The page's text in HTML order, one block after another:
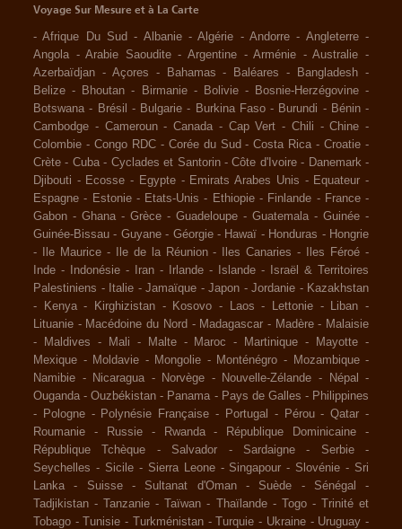
Voyage Sur Mesure et à La Carte
-Afrique Du Sud - Albanie -Algérie -Andorre - Angleterre -
Angola -Arabie Saoudite -Argentine -Arménie -Australie -
Azerbaïdjan - Açores - Bahamas - Baléares - Bangladesh -
Belize - Bhoutan - Birmanie - Bolivie - Bosnie-Herzégovine -
Botswana - Brésil - Bulgarie - Burkina Faso - Burundi - Bénin -
Cambodge - Cameroun - Canada - Cap Vert - Chili -Chine -
Colombie - Congo RDC - Corée du Sud -Costa Rica -Croatie -
Crète - Cuba - Cyclades et Santorin -Côte d'Ivoire - Danemark -
Djibouti - Ecosse - Egypte - Emirats Arabes Unis - Equateur -
Espagne - Estonie - Etats-Unis - Ethiopie - Finlande - France -
Gabon - Ghana - Grèce - Guadeloupe - Guatemala - Guinée -
Guinée-Bissau - Guyane - Géorgie - Hawaï - Honduras - Hongrie
-
Ile Maurice - Ile de la Réunion - Iles Canaries - Iles Féroé -
Inde - Indonésie - Iran - Irlande - Islande -
Israël & Territoires
Palestiniens - Italie - Jamaïque - Japon - Jordanie - Kazakhstan
-
Kenya - Kirghizistan - Kosovo - Laos - Lettonie - Liban -
Lituanie - Macédoine du Nord - Madagascar - Madère - Malaisie
-
Maldives - Mali - Malte - Maroc - Martinique - Mayotte -
Mexique - Moldavie - Mongolie - Monténégro - Mozambique -
Namibie - Nicaragua - Norvège - Nouvelle-Zélande - Népal
-
Ouganda -Ouzbékistan - Panama - Pays de Galles - Philippines
-
Pologne - Polynésie Française - Portugal - Pérou -Qatar -
Roumanie
- Russie - Rwanda - République Dominicaine
-
République Tchèque
- Salvador - Sardaigne - Serbie
-
Seychelles - Sicile - Sierra Leone - Singapour - Slovénie - Sri
Lanka
- Suisse - Sultanat d'Oman - Suède - Sénégal
-
Tadjikistan -Tanzanie -Taïwan - Thaïlande - Togo - Trinité et
Tobago -Tunisie - Turkménistan -Turquie - Ukraine - Uruguay -